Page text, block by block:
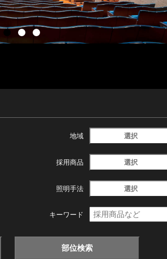
地域 選択
採用商品 選択
照明手法 選択
キーワード
部位検索